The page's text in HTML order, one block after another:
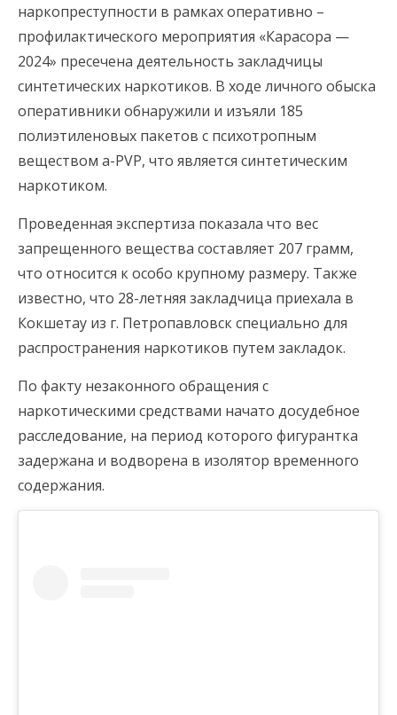
наркопреступности в рамках оперативно –
профилактического мероприятия «Карасора —
2024» пресечена деятельность закладчицы
синтетических наркотиков. В ходе личного обыска
оперативники обнаружили и изъяли 185
полиэтиленовых пакетов с психотропным
веществом a-PVP, что является синтетическим
наркотиком.
Проведенная экспертиза показала что вес
запрещенного вещества составляет 207 грамм,
что относится к особо крупному размеру. Также
известно, что 28-летняя закладчица приехала в
Кокшетау из г. Петропавловск специально для
распространения наркотиков путем закладок.
По факту незаконного обращения с
наркотическими средствами начато досудебное
расследование, на период которого фигурантка
задержана и водворена в изолятор временного
содержания.